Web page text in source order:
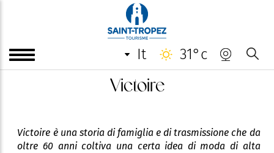
it 31°c
Victoire
Victoire è una storia di famiglia e di trasmissione che da
oltre 60 anni coltiva una certa idea di moda di alta